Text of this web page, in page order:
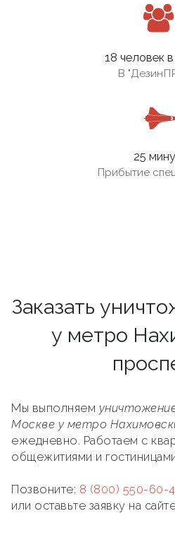
18 человек
В
25
Прибытие
Заказать
у метро
Мы выполняем
Москве у метро
ежедневно. Работаем с
общежитиями и
Позвоните: 8 (800) 550-60-
или оставьте заявку на